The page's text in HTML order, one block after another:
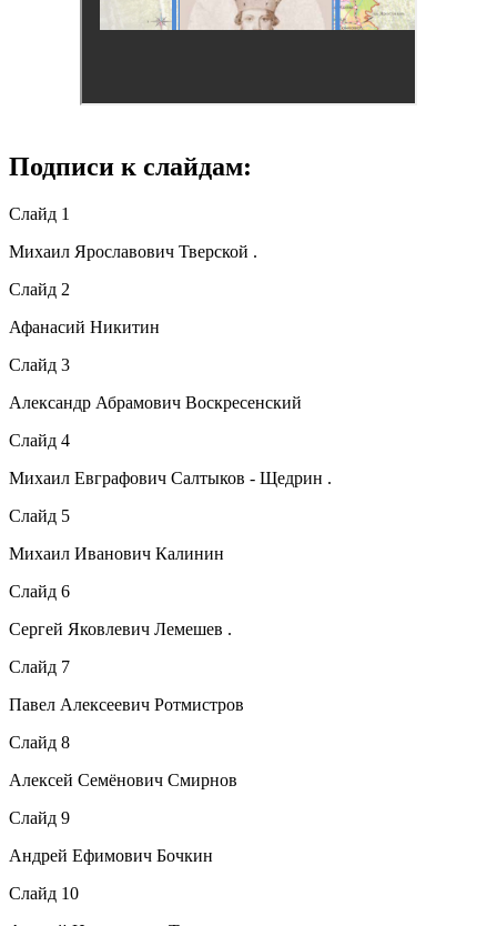
Подписи к слайдам:
Слайд 1
Михаил Ярославович Тверской .
Слайд 2
Афанасий Никитин
Слайд 3
Александр Абрамович Воскресенский
Слайд 4
Михаил Евграфович Салтыков - Щедрин .
Слайд 5
Михаил Иванович Калинин
Слайд 6
Сергей Яковлевич Лемешев .
Слайд 7
Павел Алексеевич Ротмистров
Слайд 8
Алексей Семёнович Смирнов
Слайд 9
Андрей Ефимович Бочкин
Слайд 10